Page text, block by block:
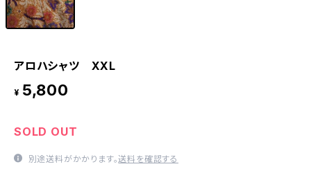
アロハシャツ XXL
¥ 5,800
SOLD OUT
別途送料がかかります。送料を確認する